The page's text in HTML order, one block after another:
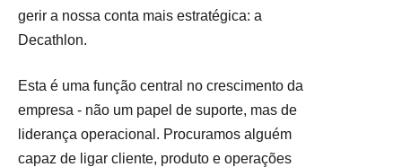
gerir a nossa conta mais estratégica: a
Decathlon.
Esta é uma função central no crescimento da
empresa - não um papel de suporte, mas de
liderança operacional. Procuramos alguém
capaz de ligar cliente, produto e operações